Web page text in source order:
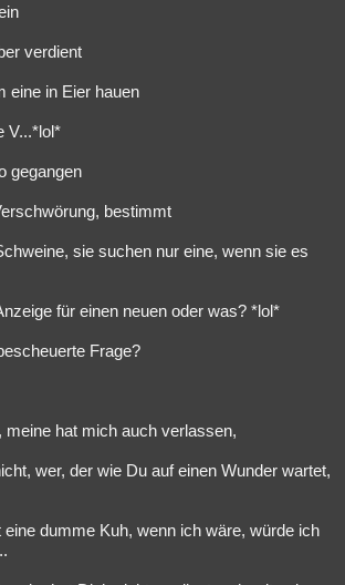
verdient
eine in Eier hauen
V...*lol*
gegangen
bestimmt
sie suchen nur eine, wenn sie es
für einen neuen oder was? *lol*
Frage?
hat mich auch verlassen,
wer, der wie Du auf einen Wunder wartet,
dumme Kuh, wenn ich wäre, würde ich